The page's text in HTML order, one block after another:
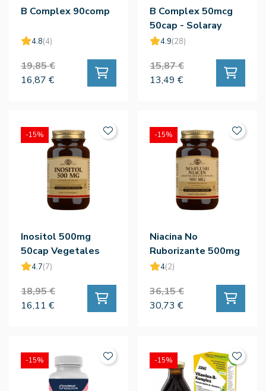
B Complex 90comp
4.8(4)
19,85 €
16,87 €
B Complex 50mcg
50cap - Solaray
4.9(28)
15,87 €
13,49 €
Inositol 500mg
50cap Vegetales
4.7(7)
18,95 €
16,11 €
-15%
Niacina No
Ruborizante 500mg
50cap Vegetales
4(2)
36,15 €
30,73 €
-15%
-15% -15%